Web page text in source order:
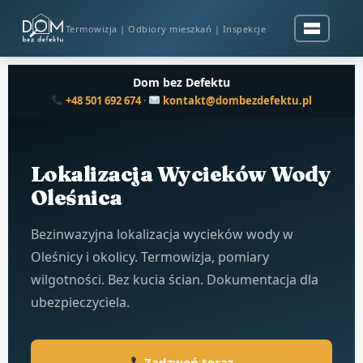
Termowizja | Odbiory mieszkań | Inspekcje
Dom bez Defektu
+48 501 692 674· kontakt@dombezdefektu.pl
Lokalizacja Wycieków Wody
Oleśnica
Bezinwazyjna lokalizacja wycieków wody w
Oleśnicy i okolicy. Termowizja, pomiary
wilgotności. Bez kucia ścian. Dokumentacja dla
ubezpieczyciela.